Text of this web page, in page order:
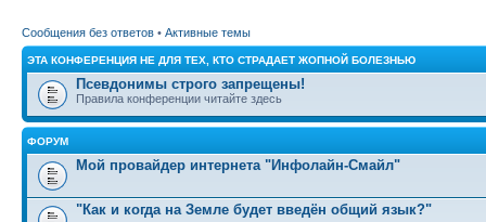
Сообщения без ответов • Активные темы
ЭТА КОНФЕРЕНЦИЯ НЕ ДЛЯ ТЕХ, КТО СТРАДАЕТ ЖОПНОЙ БОЛЕЗНЬЮ
Псевдонимы строго запрещены!
Правила конференции читайте здесь
ФОРУМ
Мой провайдер интернета "Инфолайн-Смайл"
"Как и когда на Земле будет введён общий язык?"